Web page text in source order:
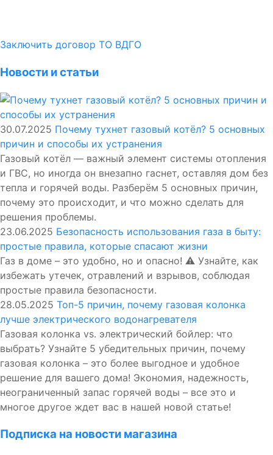
Заключить договор ТО ВДГО
Новости и статьи
30.07.2025 Почему тухнет газовый котёл? 5 основных
причин и способы их устранения
Газовый котёл — важный элемент системы отопления
и ГВС, но иногда он внезапно гаснет, оставляя дом без
тепла и горячей воды. Разберём 5 основных причин,
почему это происходит, и что можно сделать для
решения проблемы.
23.06.2025 Безопасность использования газа в быту:
простые правила, которые спасают жизни
Газ в доме – это удобно, но и опасно! ⚠️ Узнайте, как
избежать утечек, отравлений и взрывов, соблюдая
простые правила безопасности.
28.05.2025 Топ-5 причин, почему газовая колонка
лучше электрического водонагревателя
Газовая колонка vs. электрический бойлер: что
выбрать? Узнайте 5 убедительных причин, почему
газовая колонка – это более выгодное и удобное
решение для вашего дома! Экономия, надежность,
неограниченный запас горячей воды – все это и
многое другое ждет вас в нашей новой статье!
Подписка на новости магазина